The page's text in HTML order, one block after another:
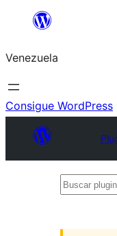
Saltar
contenido
Venezuela
Consigue WordPress
Buscar